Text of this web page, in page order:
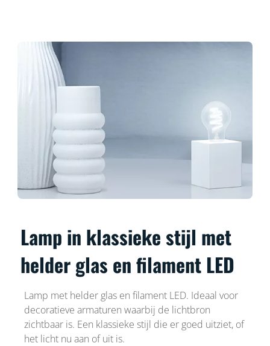
Lamp in klassieke stijl met
helder glas en filament LED
Lamp met helder glas en filament LED. Ideaal voor
decoratieve armaturen waarbij de lichtbron
zichtbaar is. Een klassieke stijl die er goed uitziet, of
het licht nu aan of uit is.